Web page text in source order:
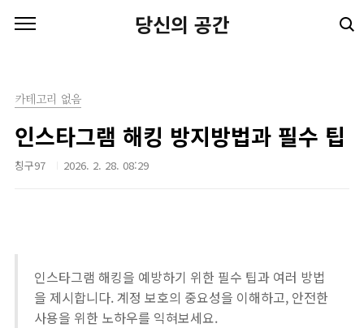
당신의 공간
카테고리 없음
인스타그램 해킹 방지방법과 필수 팁
칭구97 2026. 2. 28. 08:29
인스타그램 해킹을 예방하기 위한 필수 팁과 여러 방법
을 제시합니다. 계정 보호의 중요성을 이해하고, 안전한
사용을 위한 노하우를 익혀보세요.